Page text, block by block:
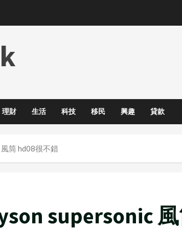
理財 生活 科技 移民 興趣 貸款
筒 hd08很不錯
supersonic